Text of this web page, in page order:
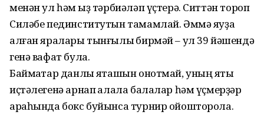
менән ул һәм ҡыҙ тәрбиәләп үҫтерә. Ситтән тороп
Силәбе пединститутын тамамлай. Әммә яуҙа
алған яралары тынғылыҡ бирмәй – ул 39 йәшендә
генә вафат була.
Баймаҡтар данлы яҡташын онотмай, уның яҡты
иҫтәлегенә арнап ҡалала балалар һәм үҫмерҙәр
араһында бокс буйынса турнир ойошторола.